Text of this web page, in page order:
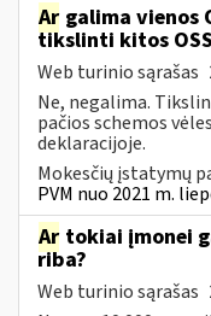
Ar galima vienos
tikslinti kitos
Web turinio sąrašas
Ne, negalima.
pačios schemos
deklaracijoje.
Mokesčių įstatymų
PVM nuo 2021 m.
Ar tokiai įmonei
riba?
Web turinio sąrašas